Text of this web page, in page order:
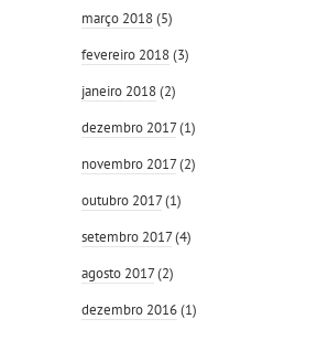
março 2018(5)
fevereiro 2018(3)
janeiro 2018(2)
dezembro 2017(1)
novembro 2017(2)
outubro 2017(1)
setembro 2017(4)
agosto 2017(2)
dezembro 2016(1)